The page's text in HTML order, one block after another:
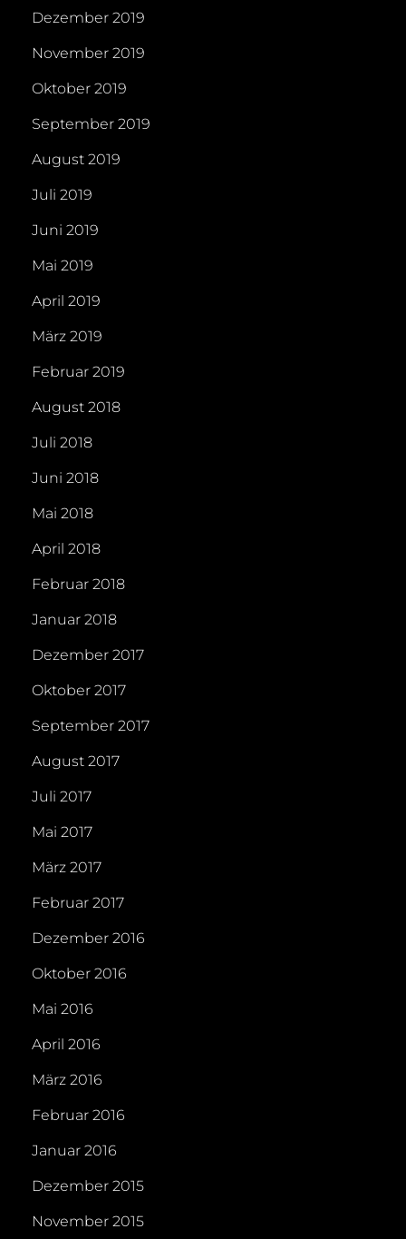
Dezember 2019
November 2019
Oktober 2019
September 2019
August 2019
Juli 2019
Juni 2019
Mai 2019
April 2019
März 2019
Februar 2019
August 2018
Juli 2018
Juni 2018
Mai 2018
April 2018
Februar 2018
Januar 2018
Dezember 2017
Oktober 2017
September 2017
August 2017
Juli 2017
Mai 2017
März 2017
Februar 2017
Dezember 2016
Oktober 2016
Mai 2016
April 2016
März 2016
Februar 2016
Januar 2016
Dezember 2015
November 2015